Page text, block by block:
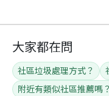
大家都在問
社區垃圾處理方式？
附近有類似社區推薦嗎？